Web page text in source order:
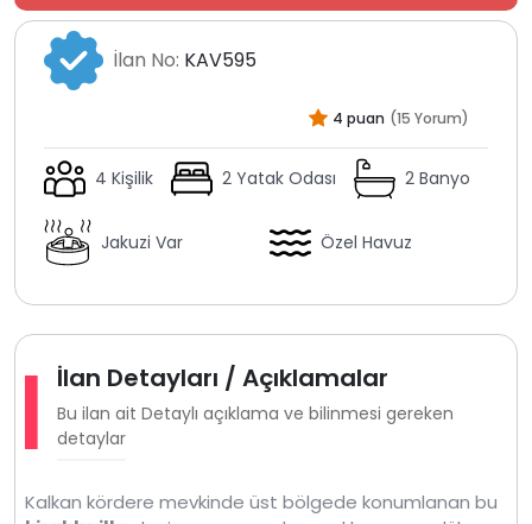
İlan No: KAV595
4 puan (15 Yorum)
4 Kişilik 2 Yatak Odası 2 Banyo
Jakuzi Var Özel Havuz
İlan Detayları / Açıklamalar
Bu ilan ait Detaylı açıklama ve bilinmesi gereken
detaylar
Kalkan kördere mevkinde üst bölgede konumlanan bu